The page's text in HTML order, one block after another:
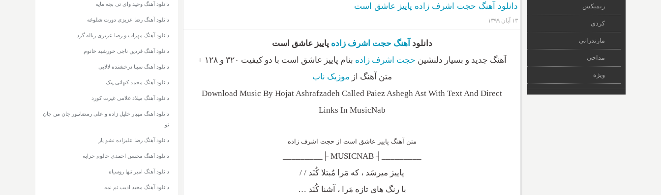
دانلود آهنگ حجت اشرف زاده پاییز عاشق است
۱۳ آبان ۱۳۹۹
دانلود آهنگ حجت اشرف زاده پاییز عاشق است
آهنگ جدید و بسیار دلنشین حجت اشرف زاده
بنام پاییز عاشق است با دو کیفیت ۳۲۰ و ۱۲۸ +
متن آهنگ از موزیک ناب
Download Music By Hojat Ashrafzadeh Called Paiez Ashegh Ast With Text And Direct
Links In MusicNab
متن آهنگ پاییز عاشق است از حجت اشرف زاده
_________┤ MUSICNAB ├_________
پاییز میرسَد ، که مَرا مُبتلا کُنَد / /
با رنگ های تازه مَرا ، آشنا کُنَد …
دانلود آهنگ وحید وای تی بچه مایه
دانلود آهنگ رضا عزیزی دورت شلوغه
دانلود آهنگ مهراب و رضا عزیزی زباله گرد
دانلود آهنگ فردین ناجی خورشید خانوم
دانلود آهنگ سینا درخشنده لالایی
دانلود آهنگ محمد کیهانی پیک
دانلود آهنگ میلاد غلامی غیرت کورد
دانلود آهنگ مهیار خلیل زاده و علی رمضانپور جان من جان
تو
دانلود آهنگ رضا علیزاده نشو یار
دانلود آهنگ محسن احمدی حالوم خرابه
دانلود آهنگ امیر تنها روسیاه
دانلود آهنگ مجید ادیب نم نمه
ریمیکس
کردی
مازندرانی
مداحی
ویژه